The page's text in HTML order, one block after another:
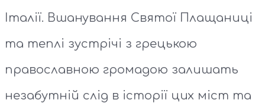
Італії. Вшанування Святої Плащаниці
та теплі зустрічі з грецькою
православною громадою залишать
незабутній слід в історії цих міст та